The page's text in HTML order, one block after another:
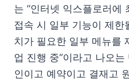
는 “인터넷 익스플로러에
접속 시 일부 기능이 제
치가 필요한 일부 메뉴를
업 진행 중”이라고 나오
인이고 예약이고 결재고